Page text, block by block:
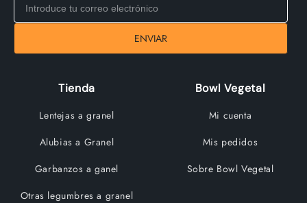
ENVIAR
Tienda
Lentejas a granel
Alubias a Granel
Garbanzos a ganel
Otras legumbres a granel
Bowl Vegetal
Mi cuenta
Mis pedidos
Sobre Bowl Vegetal